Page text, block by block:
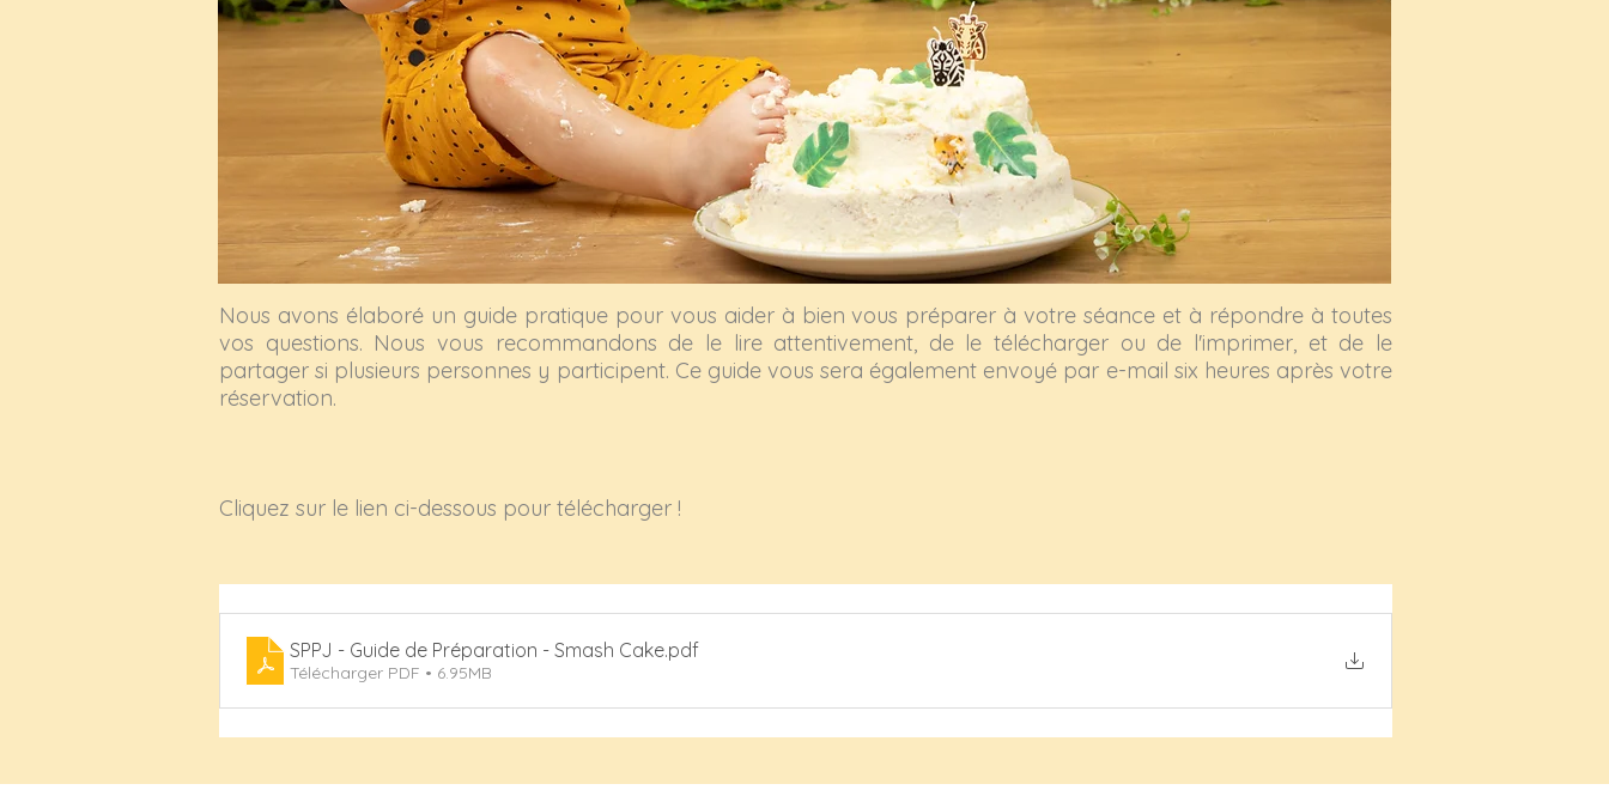
Nous avons élaboré un guide pratique pour vous aider à bien vous préparer à votre séance et à répondre à toutes
vos questions. Nous vous recommandons de le lire attentivement, de le télécharger ou de l'imprimer, et de le
partager si plusieurs personnes y participent. Ce guide vous sera également envoyé par e-mail six heures après votre
réservation.
Cliquez sur le lien ci-dessous pour télécharger !
SPPJ - Guide de Préparation - Smash Cake.pdf
Télécharger PDF • 6.95MB